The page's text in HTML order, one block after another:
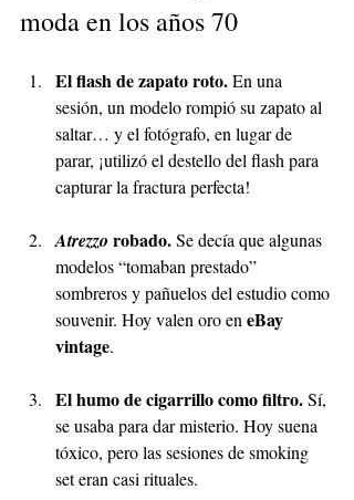
moda en los años 70
El flash de zapato roto. En una
sesión, un modelo rompió su zapato al
saltar… y el fotógrafo, en lugar de
parar, ¡utilizó el destello del flash para
capturar la fractura perfecta!
Atrezzo robado. Se decía que algunas
modelos “tomaban prestado”
sombreros y pañuelos del estudio como
souvenir. Hoy valen oro en eBay
vintage.
El humo de cigarrillo como filtro. Sí,
se usaba para dar misterio. Hoy suena
tóxico, pero las sesiones de smoking
set eran casi rituales.